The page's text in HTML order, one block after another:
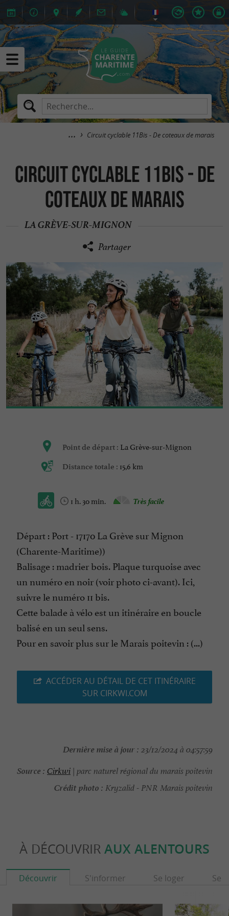
Circuit cyclable 11Bis - De coteaux de marais
Circuit cyclable 11Bis - De
coteaux de marais
LA GRÈVE-SUR-MIGNON
Partager
Point de départ : La Grève-sur-Mignon
Distance totale : 15,6 km
1 h. 30 min. Très facile
Départ : Port - 17170 La Grève sur Mignon
(Charente-Maritime))
Balisage : madrier bois. Plaque turquoise avec
un numéro en noir (voir photo ci-avant). Ici,
suivre le numéro 11 bis.
Cette balade à vélo est un itinéraire en boucle
balisé en un seul sens.
Pour en savoir plus sur le Marais poitevin : (...)
ACCÉDER AU DÉTAIL DE CET ITINÉRAIRE
SUR CIRKWI.COM
Dernière mise à jour : 23/12/2024 à 04:57:59
Source : Cirkwi | parc naturel régional du marais poitevin
Crédit photo : Kryzalid - PNR Marais poitevin
À DÉCOUVRIR AUX ALENTOURS
Découvrir S'informer Se loger Se